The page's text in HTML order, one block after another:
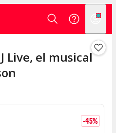
Live, el musical
-45%